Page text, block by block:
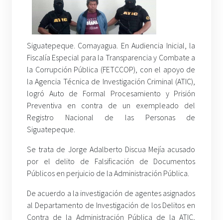
Siguatepeque. Comayagua. En Audiencia Inicial, la
Fiscalía Especial para la Transparencia y Combate a
la Corrupción Pública (FETCCOP), con el apoyo de
la Agencia Técnica de Investigación Criminal (ATIC),
logró Auto de Formal Procesamiento y Prisión
Preventiva en contra de un exempleado del
Registro Nacional de las Personas de
Siguatepeque.
Se trata de Jorge Adalberto Discua Mejía acusado
por el delito de Falsificación de Documentos
Públicos en perjuicio de la Administración Pública.
De acuerdo a la investigación de agentes asignados
al Departamento de Investigación de los Delitos en
Contra de la Administración Pública de la ATIC,